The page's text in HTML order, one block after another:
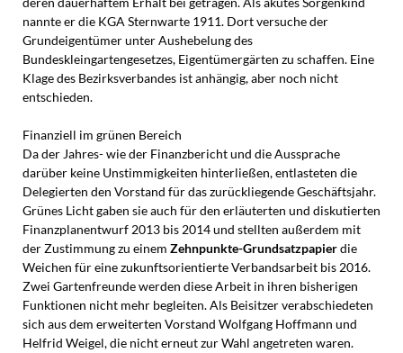
nannte er die KGA Sternwarte 1911. Dort versuche der
Grundeigentümer unter Aushebelung des
Bundeskleingartengesetzes, Eigentümergärten zu schaffen. Eine
Klage des Bezirksverbandes ist anhängig, aber noch nicht
entschieden.
Finanziell im grünen Bereich
Da der Jahres- wie der Finanzbericht und die Aussprache
darüber keine Unstimmigkeiten hinterließen, entlasteten die
Delegierten den Vorstand für das zurückliegende Geschäftsjahr.
Grünes Licht gaben sie auch für den erläuterten und diskutierten
Finanzplanentwurf 2013 bis 2014 und stellten außerdem mit
der Zustimmung zu einem Zehnpunkte-Grundsatzpapierdie
Weichen für eine zukunftsorientierte Verbandsarbeit bis 2016.
Zwei Gartenfreunde werden diese Arbeit in ihren bisherigen
Funktionen nicht mehr begleiten. Als Beisitzer verabschiedeten
sich aus dem erweiterten Vorstand Wolfgang Hoffmann und
Helfrid Weigel, die nicht erneut zur Wahl angetreten waren.